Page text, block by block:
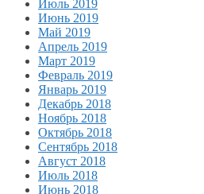
Июль 2019
Июнь 2019
Май 2019
Апрель 2019
Март 2019
Февраль 2019
Январь 2019
Декабрь 2018
Ноябрь 2018
Октябрь 2018
Сентябрь 2018
Август 2018
Июль 2018
Июнь 2018